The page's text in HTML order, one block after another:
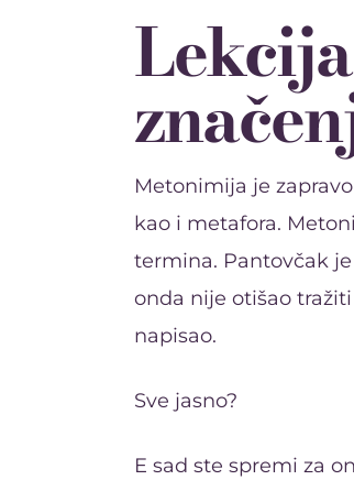
Metonimija je
kao i metafora.
termina. Pantovčak
onda nije otišao
napisao.
Sve jasno?
E sad ste spremi za